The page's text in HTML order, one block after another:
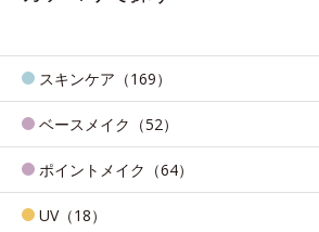
スキンケア（169）
ベースメイク（52）
ポイントメイク（64）
UV（18）